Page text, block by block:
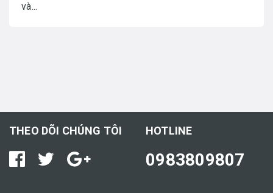
và...
THEO DÕI CHÚNG TÔI HOTLINE
0983809807